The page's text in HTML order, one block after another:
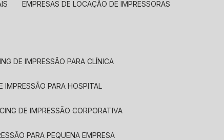
EMPRESAS DE LOCAÇÃO DE IMPRESSORAS
DE IMPRESSÃO PARA CLÍNICA
IMPRESSÃO PARA HOSPITAL
DE IMPRESSÃO CORPORATIVA
PARA PEQUENA EMPRESA